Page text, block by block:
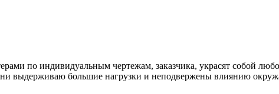
по индивидуальным чертежам, заказчика, украсят собой
выдерживаю большие нагрузки и неподвержены влиянию